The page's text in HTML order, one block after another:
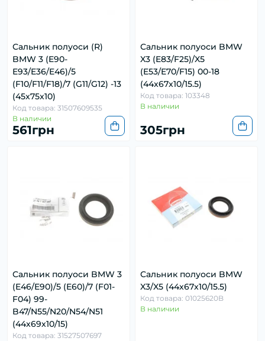
Сальник полуоси (R)
BMW 3 (E90-
E93/E36/E46)/5
(F10/F11/F18)/7 (G11/G12) -13
(45x75x10)
Код товара: 31507609535
В наличии
561грн
Сальник полуоси BMW
X3 (E83/F25)/X5
(E53/E70/F15) 00-18
(44x67x10/15.5)
Код товара: 103348
В наличии
305грн
Сальник полуоси BMW 3
(E46/E90)/5 (E60)/7 (F01-
F04) 99-
B47/N55/N20/N54/N51
(44x69x10/15)
Код товара: 31527507697
Сальник полуоси BMW
X3/X5 (44x67x10/15.5)
Код товара: 01025620B
В наличии